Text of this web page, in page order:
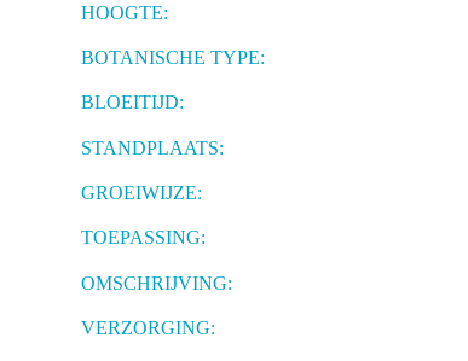
HOOGTE:
BOTANISCHE TYPE:
BLOEITIJD:
STANDPLAATS:
GROEIWIJZE:
TOEPASSING:
OMSCHRIJVING:
VERZORGING: